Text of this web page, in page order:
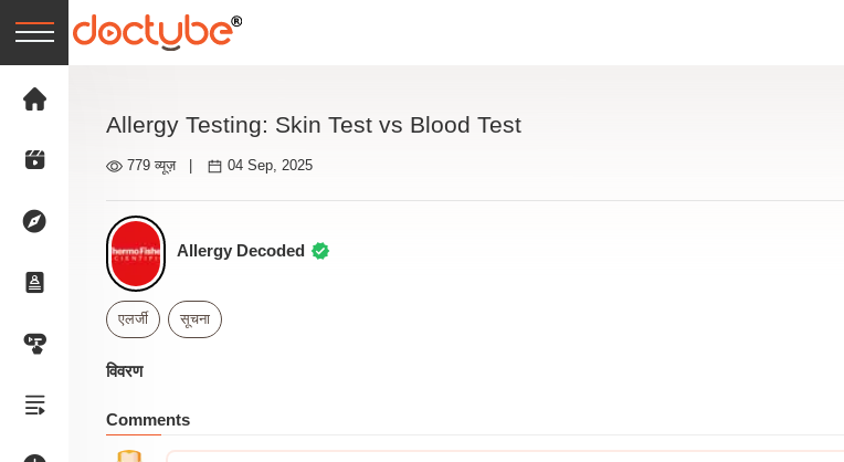
Allergy Testing: Skin Test vs Blood Test
779 व्यूज़ 04 Sep, 2025
Allergy Decoded
एलर्जी सूचना
विवरण
Comments